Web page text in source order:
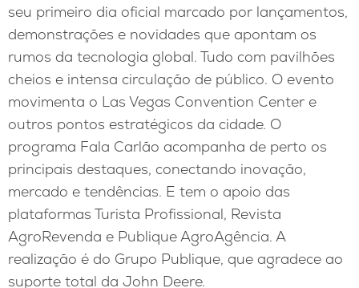
seu primeiro dia oficial marcado por lançamentos,
demonstrações e novidades que apontam os
rumos da tecnologia global. Tudo com pavilhões
cheios e intensa circulação de público. O evento
movimenta o Las Vegas Convention Center e
outros pontos estratégicos da cidade. O
programa Fala Carlão acompanha de perto os
principais destaques, conectando inovação,
mercado e tendências. E tem o apoio das
plataformas Turista Profissional, Revista
AgroRevenda e Publique AgroAgência. A
realização é do Grupo Publique, que agradece ao
suporte total da John Deere.